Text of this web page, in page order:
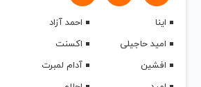
اینا
احمد آزاد
امید حاجیلی
اکسنت
افشین
آدام لمبرت